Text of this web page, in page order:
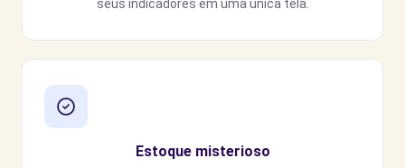
seus indicadores em uma única tela.
Estoque misterioso